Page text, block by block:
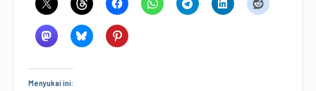
Menyukai ini: